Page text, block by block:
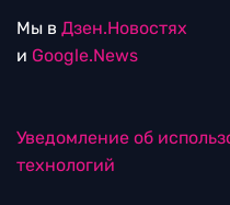
Мы в Дзен.Новостях
и Google.News
Уведомление об
технологий